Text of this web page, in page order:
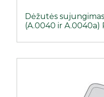
Dėžutės
(A.0040 ir A.0040a)